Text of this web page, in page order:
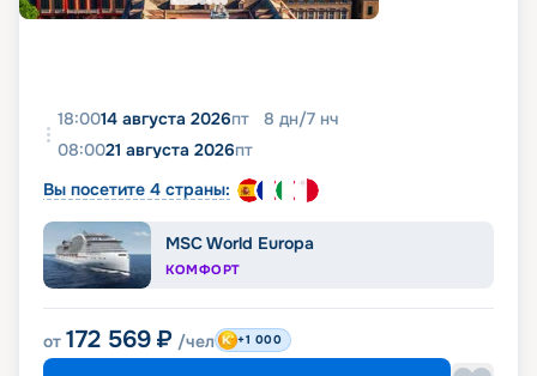
18:0014 августа 2026пт 8 дн/7 нч
08:0021 августа 2026пт
Вы посетите 4 страны:
MSC World Europa
КОМФОРТ
от 172 569 ₽ /чел +1 000